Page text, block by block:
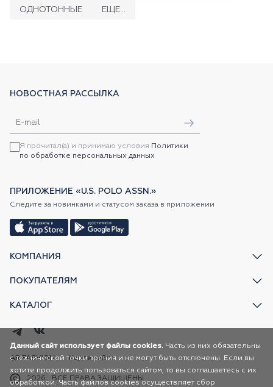
ОДНОТОННЫЕ ЕЩЕ...
КОМПАНИЯ
ПОКУПАТЕЛЯМ
КАТАЛОГ
НОВОСТНАЯ РАССЫЛКА
Я прочитал(а) и принимаю условия Политики
по обработке персональных данных
ПРИЛОЖЕНИЕ «U.S. POLO ASSN.»
Следите за новинками и статусом заказа в приложении
2026 ВСЕ ПРАВА ЗАЩИЩЕНЫ
AR FASHION Карта сайта
Данный сайт использует файлы cookies. Часть из них обязательны
с технической точки зрения и не могут быть отключены. Если вы
хотите продолжить пользоваться сайтом, то вы соглашаетесь с их
обработкой. Часть файлов cookies осуществляет сбор